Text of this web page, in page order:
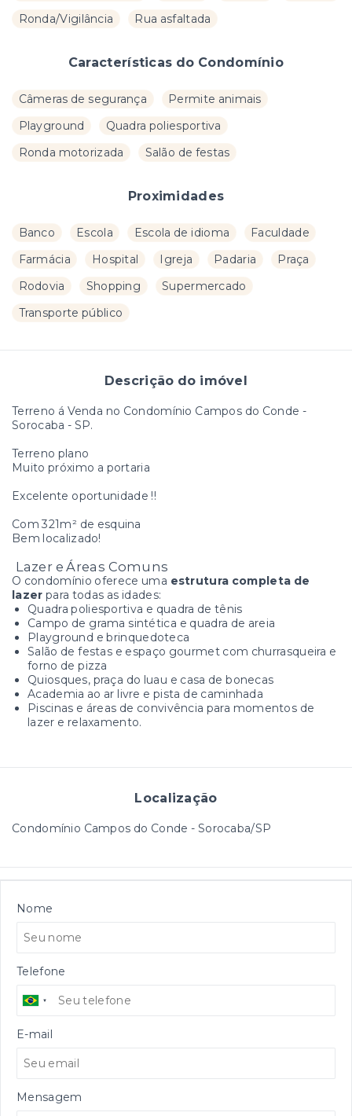
Ronda/Vigilância
Rua asfaltada
Características do Condomínio
Câmeras de segurança
Permite animais
Playground
Quadra poliesportiva
Ronda motorizada
Salão de festas
Proximidades
Banco Escola Escola de idioma
Faculdade
Farmácia
Hospital Igreja Padaria
Praça
Rodovia
Shopping
Supermercado
Transporte público
Descrição do imóvel
Terreno á Venda no Condomínio Campos do Conde -
Sorocaba - SP.
Terreno plano
Muito próximo a portaria
Excelente oportunidade !!
Com 321m² de esquina
Bem localizado!
Lazer e Áreas Comuns
O condomínio oferece uma estrutura completa de
lazer para todas as idades:
Quadra poliesportiva e quadra de tênis
Campo de grama sintética e quadra de areia
Playground e brinquedoteca
Salão de festas e espaço gourmet com churrasqueira e
forno de pizza
Quiosques, praça do luau e casa de bonecas
Academia ao ar livre e pista de caminhada
Piscinas e áreas de convivência para momentos de
lazer e relaxamento.
Localização
Condomínio Campos do Conde - Sorocaba/SP
Nome
Telefone
E-mail
Mensagem